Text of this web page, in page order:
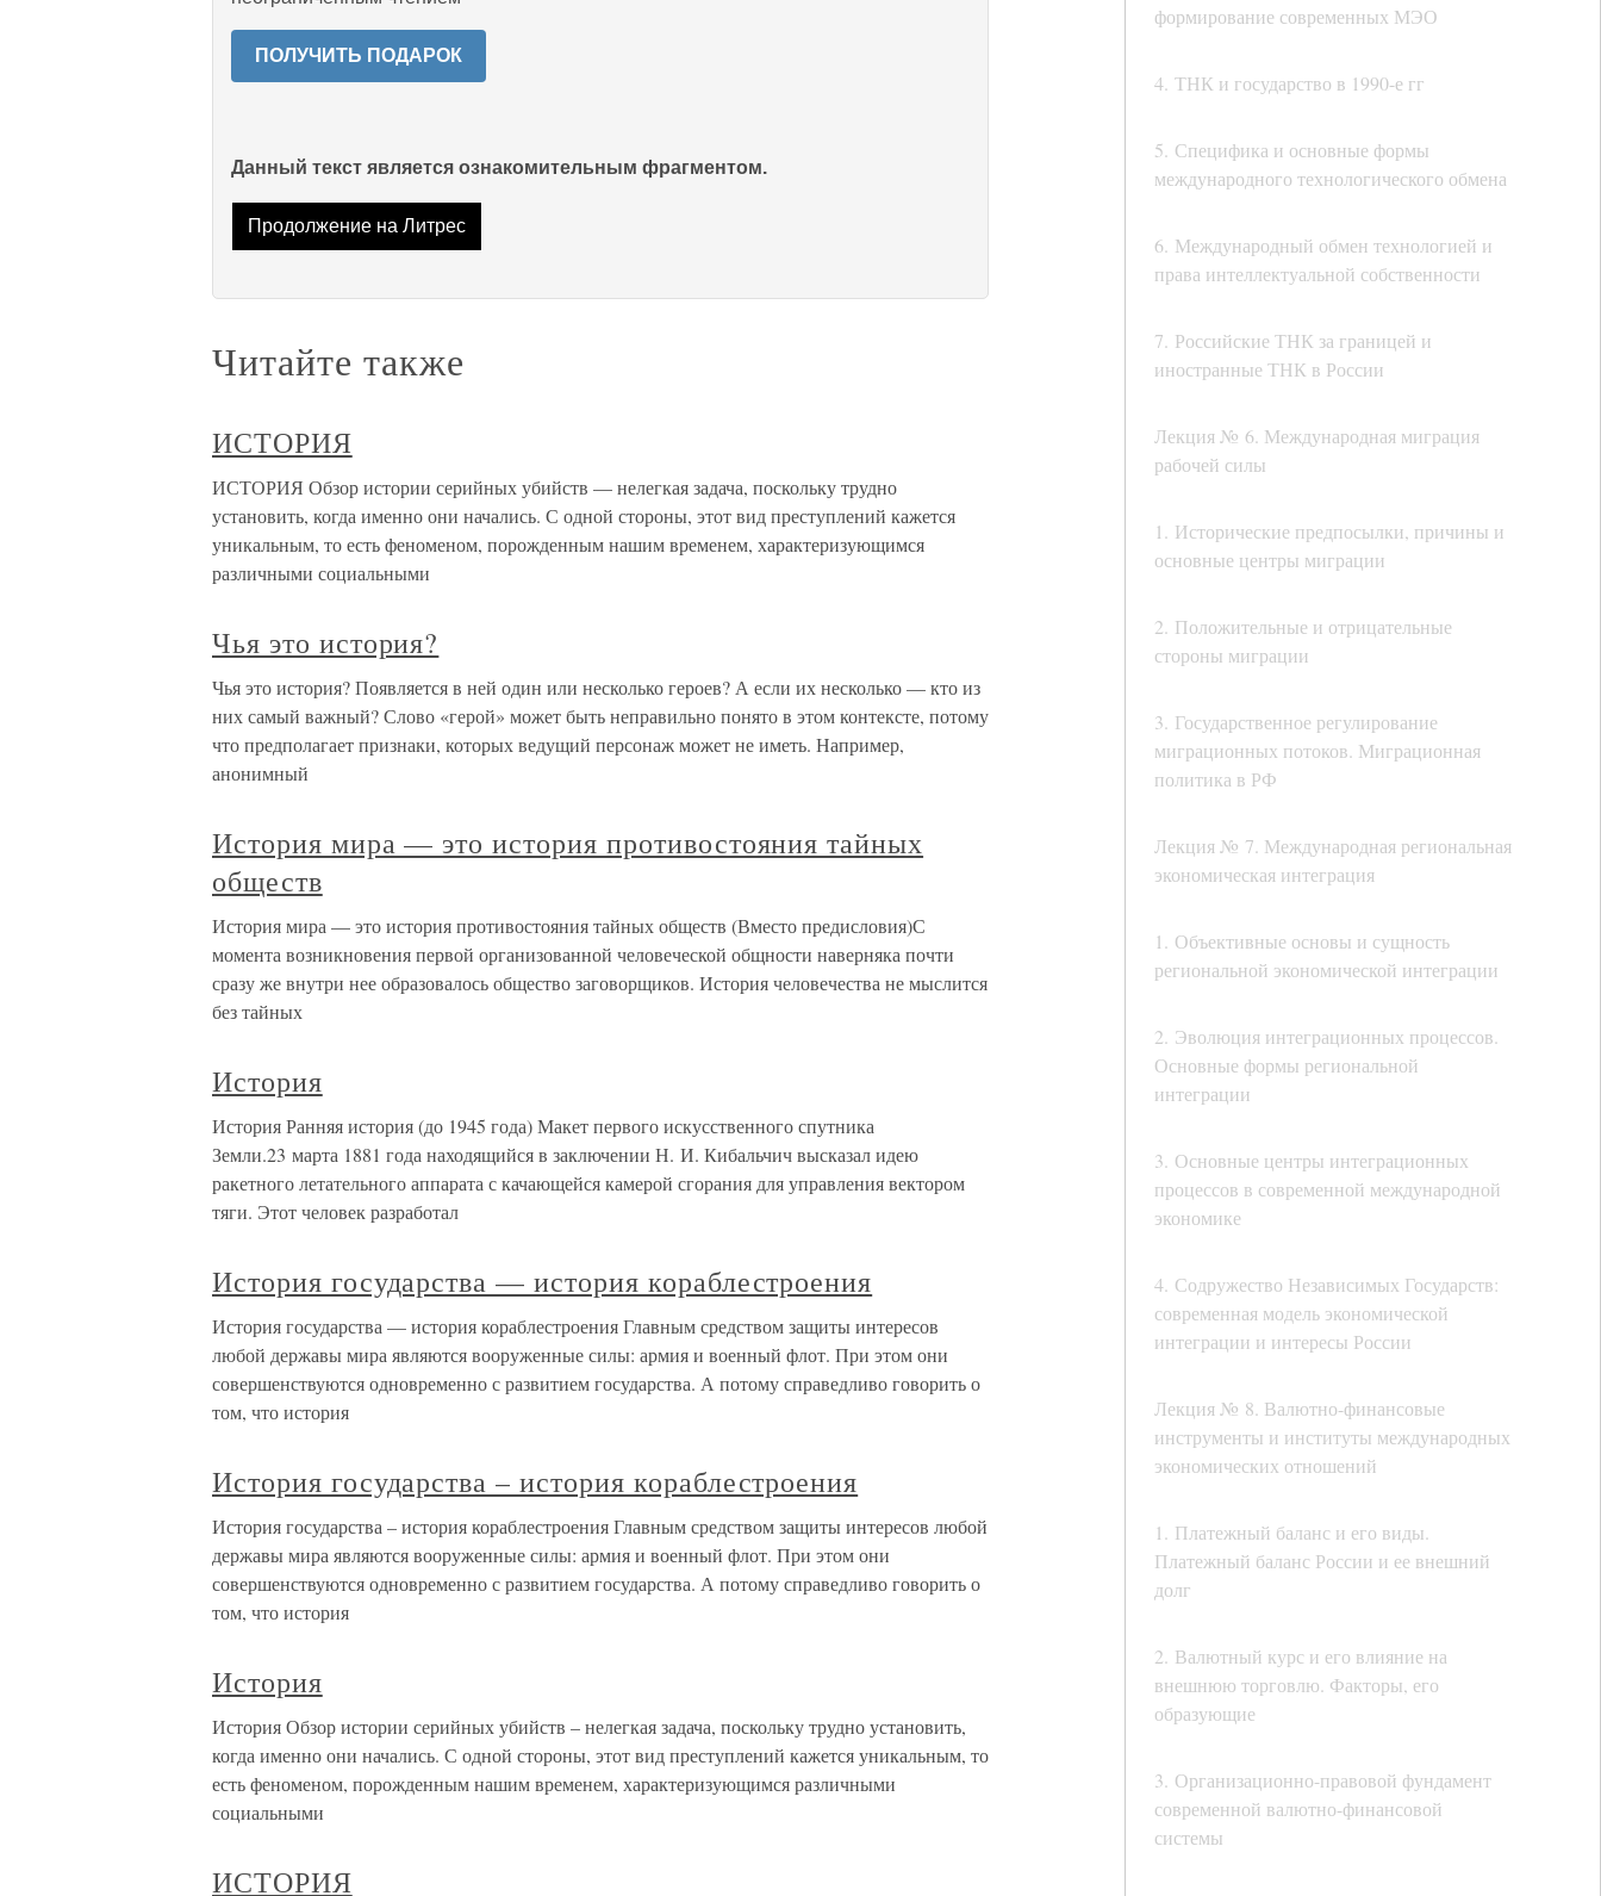
формирование современных МЭО
4. ТНК и государство в 1990-е гг
5. Специфика и основные формы
международного технологического обмена
6. Международный обмен технологией и
права интеллектуальной собственности
7. Российские ТНК за границей и
иностранные ТНК в России
Лекция № 6. Международная миграция
рабочей силы
1. Исторические предпосылки, причины и
основные центры миграции
2. Положительные и отрицательные
стороны миграции
3. Государственное регулирование
миграционных потоков. Миграционная
политика в РФ
Лекция № 7. Международная региональная
экономическая интеграция
1. Объективные основы и сущность
региональной экономической интеграции
2. Эволюция интеграционных процессов.
Основные формы региональной
интеграции
3. Основные центры интеграционных
процессов в современной международной
экономике
4. Содружество Независимых Государств:
современная модель экономической
интеграции и интересы России
Лекция № 8. Валютно-финансовые
инструменты и институты международных
экономических отношений
1. Платежный баланс и его виды.
Платежный баланс России и ее внешний
долг
2. Валютный курс и его влияние на
внешнюю торговлю. Факторы, его
образующие
3. Организационно-правовой фундамент
современной валютно-финансовой
системы
ПОЛУЧИТЬ ПОДАРОК
Данный текст является ознакомительным фрагментом.
Продолжение на Литрес
Читайте также
ИСТОРИЯ
ИСТОРИЯ Обзор истории серийных убийств — нелегкая задача, поскольку трудно
установить, когда именно они начались. С одной стороны, этот вид преступлений кажется
уникальным, то есть феноменом, порожденным нашим временем, характеризующимся
различными социальными
Чья это история?
Чья это история? Появляется в ней один или несколько героев? А если их несколько — кто из
них самый важный? Слово «герой» может быть неправильно понято в этом контексте, потому
что предполагает признаки, которых ведущий персонаж может не иметь. Например,
анонимный
История мира — это история противостояния тайных
обществ
История мира — это история противостояния тайных обществ (Вместо предисловия)С
момента возникновения первой организованной человеческой общности наверняка почти
сразу же внутри нее образовалось общество заговорщиков. История человечества не мыслится
без тайных
История
История Ранняя история (до 1945 года) Макет первого искусственного спутника
Земли.23 марта 1881 года находящийся в заключении Н. И. Кибальчич высказал идею
ракетного летательного аппарата с качающейся камерой сгорания для управления вектором
тяги. Этот человек разработал
История государства — история кораблестроения
История государства — история кораблестроения Главным средством защиты интересов
любой державы мира являются вооруженные силы: армия и военный флот. При этом они
совершенствуются одновременно с развитием государства. А потому справедливо говорить о
том, что история
История государства – история кораблестроения
История государства – история кораблестроения Главным средством защиты интересов любой
державы мира являются вооруженные силы: армия и военный флот. При этом они
совершенствуются одновременно с развитием государства. А потому справедливо говорить о
том, что история
История
История Обзор истории серийных убийств – нелегкая задача, поскольку трудно установить,
когда именно они начались. С одной стороны, этот вид преступлений кажется уникальным, то
есть феноменом, порожденным нашим временем, характеризующимся различными
социальными
ИСТОРИЯ